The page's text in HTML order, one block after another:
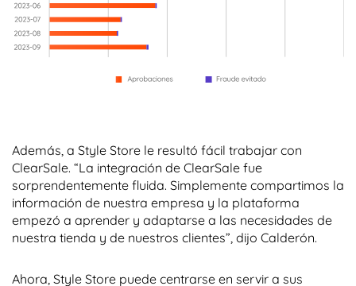
Además, a Style Store le resultó fácil trabajar con
ClearSale. “La integración de ClearSale fue
sorprendentemente fluida. Simplemente compartimos la
información de nuestra empresa y la plataforma
empezó a aprender y adaptarse a las necesidades de
nuestra tienda y de nuestros clientes”, dijo Calderón.
Ahora, Style Store puede centrarse en servir a sus